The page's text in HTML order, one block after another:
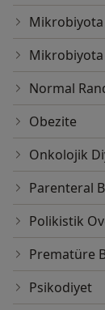
Mikrobiyota
Normal
Obezite
Onkolojik
Parenteral
Polikistik
Prematüre
Psikodiyet